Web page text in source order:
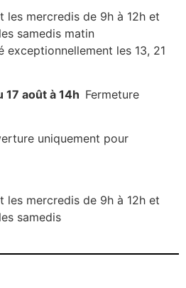
les mercredis de 9h à 12h et
samedis matin
exceptionnellement les 13, 21
17 août à 14h Fermeture
uniquement pour
les mercredis de 9h à 12h et
samedis